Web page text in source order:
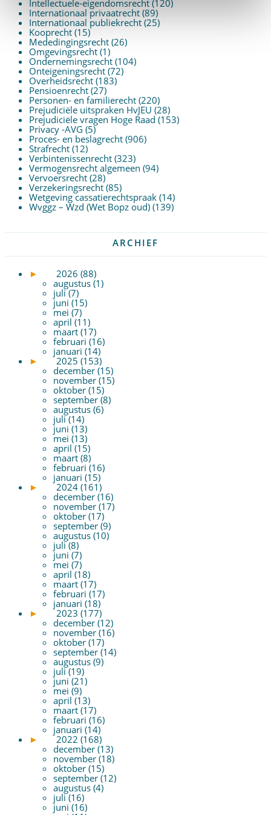
Intellectuele-eigendomsrecht (120)
Internationaal privaatrecht (89)
Internationaal publiekrecht (25)
Kooprecht (15)
Mededingingsrecht (26)
Omgevingsrecht (1)
Ondernemingsrecht (104)
Onteigeningsrecht (72)
Overheidsrecht (183)
Pensioenrecht (27)
Personen- en familierecht (220)
Prejudiciële uitspraken HvJEU (28)
Prejudiciële vragen Hoge Raad (153)
Privacy -AVG (5)
Proces- en beslagrecht (906)
Strafrecht (12)
Verbintenissenrecht (323)
Vermogensrecht algemeen (94)
Vervoersrecht (28)
Verzekeringsrecht (85)
Wetgeving cassatierechtspraak (14)
Wvggz – Wzd (Wet Bopz oud) (139)
ARCHIEF
►
2026 (88)
augustus (1)
juli (7)
juni (15)
mei (7)
april (11)
maart (17)
februari (16)
januari (14)
►
2025 (153)
december (15)
november (15)
oktober (15)
september (8)
augustus (6)
juli (14)
juni (13)
mei (13)
april (15)
maart (8)
februari (16)
januari (15)
►
2024 (161)
december (16)
november (17)
oktober (17)
september (9)
augustus (10)
juli (8)
juni (7)
mei (7)
april (18)
maart (17)
februari (17)
januari (18)
►
2023 (177)
december (12)
november (16)
oktober (17)
september (14)
augustus (9)
juli (19)
juni (21)
mei (9)
april (13)
maart (17)
februari (16)
januari (14)
►
2022 (168)
december (13)
november (18)
oktober (15)
september (12)
augustus (4)
juli (16)
juni (16)